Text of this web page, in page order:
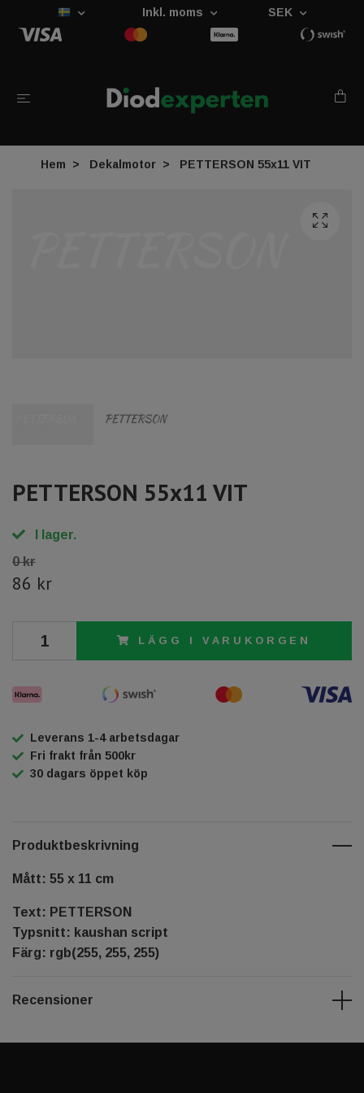
Inkl. moms SEK
Hem Dekalmotor PETTERSON 55x11 VIT
PETTERSON 55x11 VIT
I lager.
0 kr
86 kr
LÄGG I VARUKORGEN
Leverans 1-4 arbetsdagar
Fri frakt från 500kr
30 dagars öppet köp
Produktbeskrivning
Mått: 55 x 11 cm
Text: PETTERSON
Typsnitt: kaushan script
Färg: rgb(255, 255, 255)
Recensioner